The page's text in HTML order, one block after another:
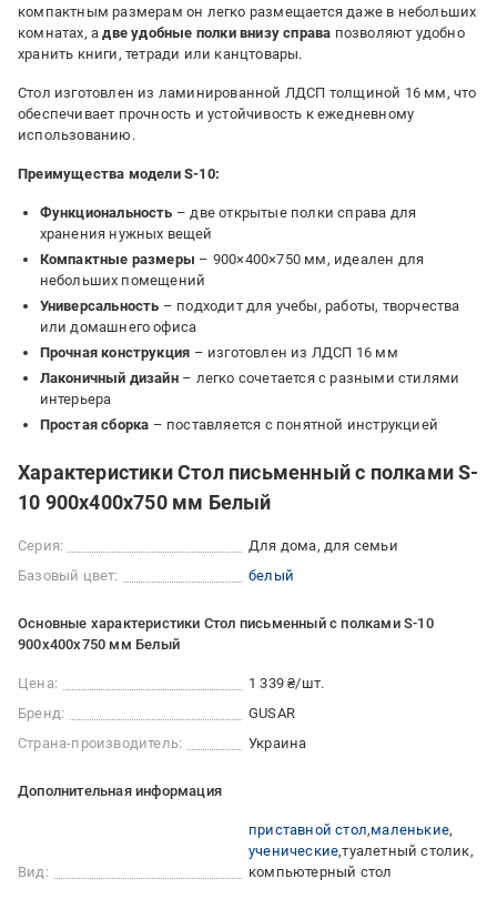
компактным размерам он легко размещается даже в небольших
комнатах, адве удобные полки внизу справа позволяют удобно
хранить книги, тетради или канцтовары.
Стол изготовлен из ламинированной ЛДСП толщиной 16 мм, что
обеспечивает прочность и устойчивость к ежедневному
использованию.
Преимущества модели S-10:
Функциональность – две открытые полки справа для
хранения нужных вещей
Компактные размеры – 900×400×750 мм, идеален для
небольших помещений
Универсальность – подходит для учебы, работы, творчества
или домашнего офиса
Прочная конструкция – изготовлен из ЛДСП 16 мм
Лаконичный дизайн– легко сочетается с разными стилями
интерьера
Простая сборка – поставляется с понятной инструкцией
Характеристики Стол письменный с полками S-
10 900х400х750 мм Белый
Серия:
Для дома, для семьи
Базовый цвет:
белый
Основные характеристики Стол письменный с полками S-10
900х400х750 мм Белый
Цена:
1 339 ₴/шт.
Бренд:
GUSAR
Страна-производитель:
Украина
Дополнительная информация
Вид:
приставной стол маленькие
ученические туалетный столик
компьютерный стол